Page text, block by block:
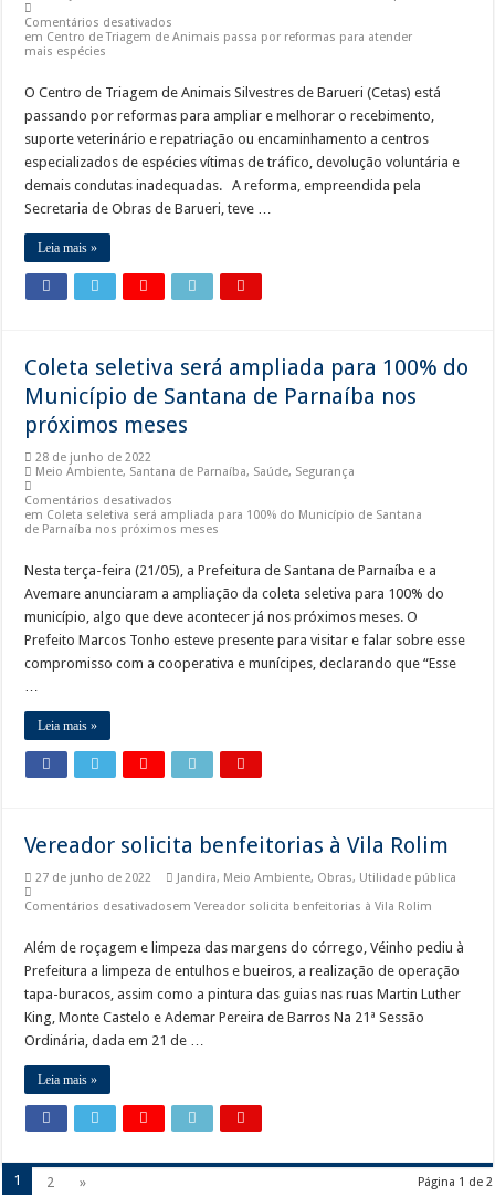
Comentários desativados
em Centro de Triagem de Animais passa por reformas para atender
mais espécies
O Centro de Triagem de Animais Silvestres de Barueri (Cetas) está
passando por reformas para ampliar e melhorar o recebimento,
suporte veterinário e repatriação ou encaminhamento a centros
especializados de espécies vítimas de tráfico, devolução voluntária e
demais condutas inadequadas. A reforma, empreendida pela
Secretaria de Obras de Barueri, teve …
Leia mais »
Coleta seletiva será ampliada para 100% do
Município de Santana de Parnaíba nos
próximos meses
28 de junho de 2022
Meio Ambiente, Santana de Parnaíba, Saúde, Segurança
Comentários desativados
em Coleta seletiva será ampliada para 100% do Município de Santana
de Parnaíba nos próximos meses
Nesta terça-feira (21/05), a Prefeitura de Santana de Parnaíba e a
Avemare anunciaram a ampliação da coleta seletiva para 100% do
município, algo que deve acontecer já nos próximos meses. O
Prefeito Marcos Tonho esteve presente para visitar e falar sobre esse
compromisso com a cooperativa e munícipes, declarando que “Esse
…
Leia mais »
Vereador solicita benfeitorias à Vila Rolim
27 de junho de 2022 Jandira, Meio Ambiente, Obras, Utilidade pública
Comentários desativadosem Vereador solicita benfeitorias à Vila Rolim
Além de roçagem e limpeza das margens do córrego, Véinho pediu à
Prefeitura a limpeza de entulhos e bueiros, a realização de operação
tapa-buracos, assim como a pintura das guias nas ruas Martin Luther
King, Monte Castelo e Ademar Pereira de Barros Na 21ª Sessão
Ordinária, dada em 21 de …
Leia mais »
Página 1 de 2
1 2 »